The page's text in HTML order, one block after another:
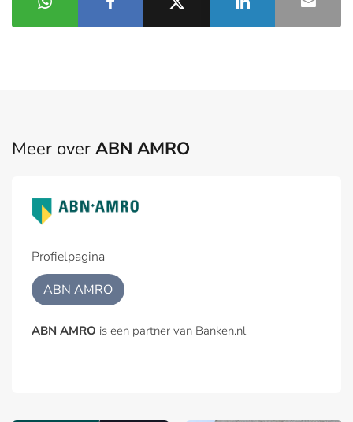
Meer over ABN AMRO
Profielpagina
ABN AMRO
ABN AMRO is een partner van Banken.nl